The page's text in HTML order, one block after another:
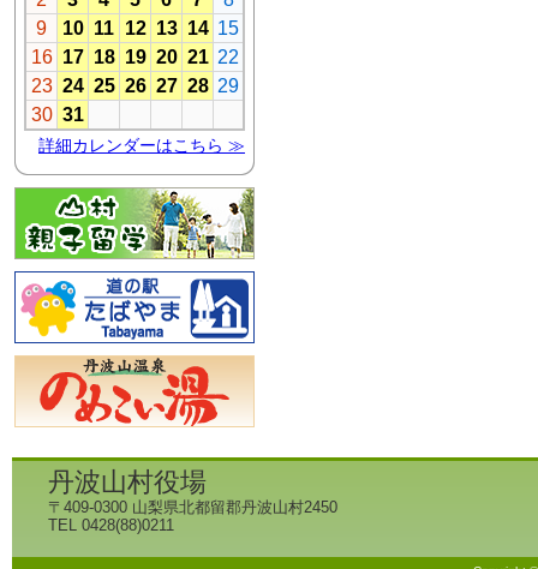
丹波山村役場
〒409-0300 山梨県北都留郡丹波山村2450
TEL 0428(88)0211